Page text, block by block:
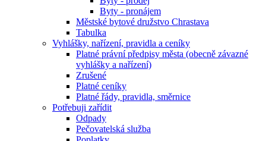
Byty - pronájem
Městské bytové družstvo Chrastava
Tabulka
Vyhlášky, nařízení, pravidla a ceníky
Platné právní předpisy města (obecně závazné
vyhlášky a nařízení)
Zrušené
Platné ceníky
Platné řády, pravidla, směrnice
Potřebuji zařídit
Odpady
Pečovatelská služba